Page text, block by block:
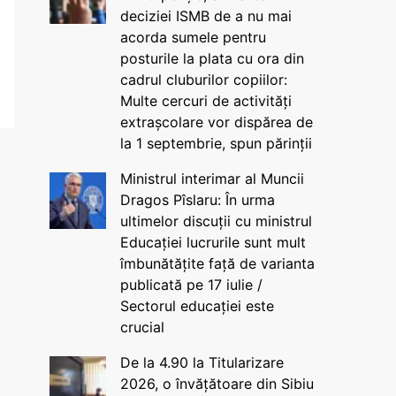
deciziei ISMB de a nu mai
acorda sumele pentru
posturile la plata cu ora din
cadrul cluburilor copiilor:
Multe cercuri de activități
extrașcolare vor dispărea de
la 1 septembrie, spun părinții
Ministrul interimar al Muncii
Dragos Pîslaru: În urma
ultimelor discuții cu ministrul
Educației lucrurile sunt mult
îmbunătățite față de varianta
publicată pe 17 iulie /
Sectorul educației este
crucial
De la 4.90 la Titularizare
2026, o învățătoare din Sibiu